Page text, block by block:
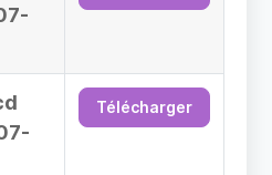
Télécharger